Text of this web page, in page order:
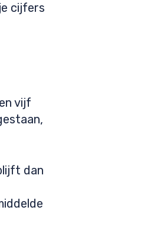
cijfers
vijf
dan